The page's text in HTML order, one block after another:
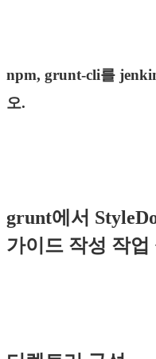
npm, grunt-cli를
오.
grunt에서
가이드 작성 작업